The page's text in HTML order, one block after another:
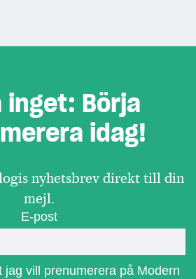
inget: Börja
idag!
nyhetsbrev direkt till din
mejl.
E-post
jag vill prenumerera på Modern